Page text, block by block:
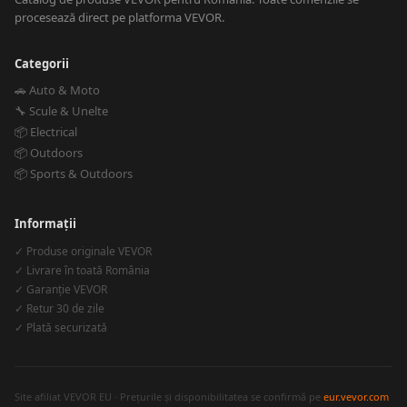
procesează direct pe platforma VEVOR.
Categorii
🚗 Auto & Moto
🔧 Scule & Unelte
📦 Electrical
📦 Outdoors
📦 Sports & Outdoors
Informații
✓ Produse originale VEVOR
✓ Livrare în toată România
✓ Garanție VEVOR
✓ Retur 30 de zile
✓ Plată securizată
Site afiliat VEVOR EU · Prețurile și disponibilitatea se confirmă pe eur.vevor.com